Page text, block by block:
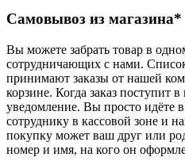
Самовывоз из магазина*
Вы можете забрать товар в
сотрудничающих с нами.
принимают заказы от нашей
корзине. Когда заказ поступит
уведомление. Вы просто идёте
сотруднику в кассовой зоне и
покупку может ваш друг или
номер и имя, на кого он